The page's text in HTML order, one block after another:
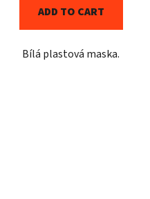
ADD TO CART
Bílá plastová maska.